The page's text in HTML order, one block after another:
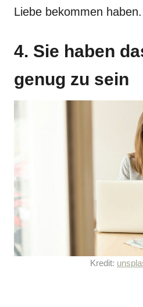
Liebe bekommen haben.
4. Sie haben
genug zu sein
Kredit: